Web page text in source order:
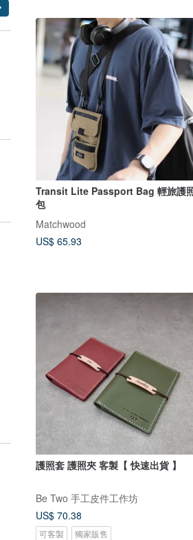
Transit Lite Passport Bag 輕旅護照
包
Matchwood
US$ 65.93
護照套 護照夾 客製【 快速出貨 】
Be Two 手工皮件工作坊
US$ 70.38
可客製 獨家販售